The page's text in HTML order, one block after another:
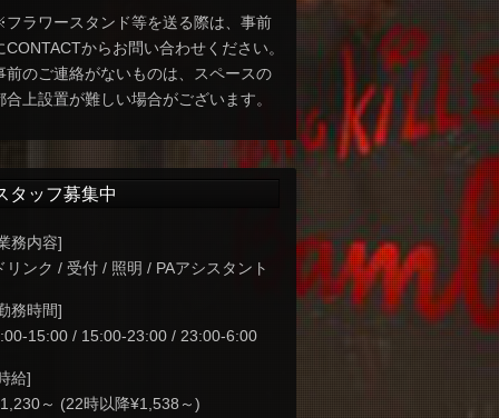
ラワースタンド等を送る際は、事前
CONTACTからお問い合わせください。
前のご連絡がないものは、スペースの
合上設置が難しい場合がございます。
タッフ募集中
務内容]
リンク / 受付 / 照明 / PAアシスタント
務時間]
15:00 / 15:00-23:00 / 23:00-6:00
給]
～ (22時以降¥1,538～)